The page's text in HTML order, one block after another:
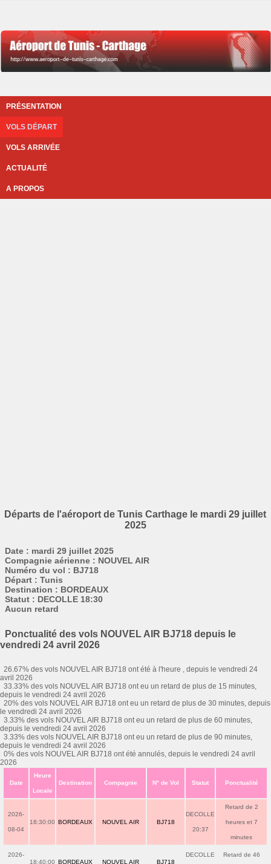
PRÉSENTATION
VOLS DÉPART
VOLS ARRIVÉE
ACTUALITÉ
A PROPOS
Départs de l'aéroport de Tunis Carthage le mardi 29 juillet
2025
Date : mardi 29 juillet 2025
Compagnie aérienne : NOUVEL AIR
Numéro du vol : BJ718
Départ : Tunis
Destination : BORDEAUX
Statut : DECOLLE 18:30
Aucun retard
Ponctualité des vols NOUVEL AIR BJ718 depuis le
vendredi 24 avril 2026
26.67% des vols NOUVEL AIR BJ718 ont été à l'heure , depuis le vendredi 24
avril 2026
33.33% des vols NOUVEL AIR BJ718 ont eu un retard de plus de 15 minutes,
depuis le vendredi 24 avril 2026
20% des vols NOUVEL AIR BJ718 ont eu un retard de plus de 30 minutes, depuis
le vendredi 24 avril 2026
3.33% des vols NOUVEL AIR BJ718 ont eu un retard de plus de 60 minutes,
depuis le vendredi 24 avril 2026
3.33% des vols NOUVEL AIR BJ718 ont eu un retard de plus de 90 minutes,
depuis le vendredi 24 avril 2026
0% des vols NOUVEL AIR BJ718 ont été annulés, depuis le vendredi 24 avril
2026
Date
Heure
Locale
Destination Compagnie N° de Vol Statut Ponctualité
2026-
08-04
18:30:00 BORDEAUX NOUVEL AIR BJ718
DECOLLE
20:37
Retard de 2
heures et 7
minutes
2026-
18:40:00 BORDEAUX NOUVEL AIR BJ718
DECOLLE Retard de 46